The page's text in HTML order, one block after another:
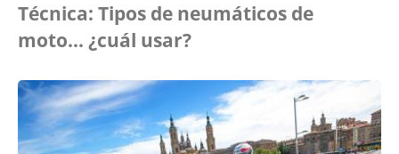
Técnica: Tipos de neumáticos de
moto... ¿cuál usar?